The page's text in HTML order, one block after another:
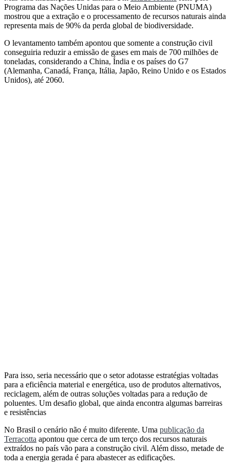
Programa das Nações Unidas para o Meio Ambiente (PNUMA)
mostrou que a extração e o processamento de recursos naturais ainda
representa mais de 90% da perda global de biodiversidade.
O levantamento também apontou que somente a construção civil
conseguiria reduzir a emissão de gases em mais de 700 milhões de
toneladas, considerando a China, Índia e os países do G7
(Alemanha, Canadá, França, Itália, Japão, Reino Unido e os Estados
Unidos), até 2060.
Para isso, seria necessário que o setor adotasse estratégias voltadas
para a eficiência material e energética, uso de produtos alternativos,
reciclagem, além de outras soluções voltadas para a redução de
poluentes. Um desafio global, que ainda encontra algumas barreiras
e resistências
No Brasil o cenário não é muito diferente. Uma publicação da
Terracotta apontou que cerca de um terço dos recursos naturais
extraídos no país vão para a construção civil. Além disso, metade de
toda a energia gerada é para abastecer as edificações.